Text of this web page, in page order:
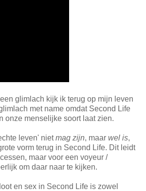
glimlach kijk ik terug op mijn leven
met name omdat Second Life
onze menselijke soort laat zien.
leven' nietmag zijn, maar wel is,
vorm terug in Second Life. Dit leidt
maar voor een voyeur /
om daar naar te kijken.
en sex in Second Life is zowel